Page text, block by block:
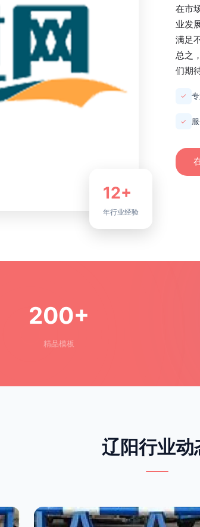
12+
年行业经验
在市
业发
满足
总之，
们期
✓
✓
200+
精品模板
辽阳行业动